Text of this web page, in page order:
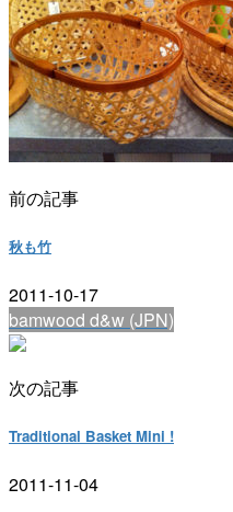
前の記事
秋も竹
2011-10-17
bamwood d&w (JPN)
次の記事
Traditional Basket Mini !
2011-11-04